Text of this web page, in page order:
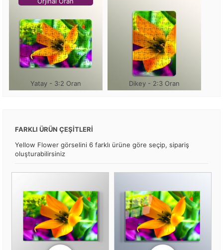
Yatay - 3:2 Oran Dikey - 2:3 Oran
FARKLI ÜRÜN ÇEŞİTLERİ
Yellow Flower görselini 6 farklı ürüne göre seçip, sipariş
oluşturabilirsiniz